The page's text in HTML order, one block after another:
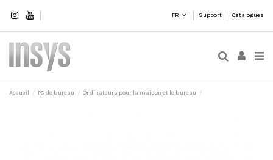
FR Support Catalogues
Accueil PC de bureau Ordinateurs pour la maison et le bureau